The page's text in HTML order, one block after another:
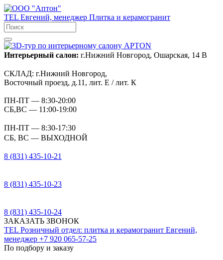
TEL Евгений, менеджер Плитка и керамогранит
Интерьерный салон: г.Нижний Новгород, Ошарская, 14 В
СКЛАД: г.Нижний Новгород,
Восточный проезд, д.11, лит. Е / лит. К
ПН-ПТ — 8:30-20:00
СБ,ВС — 11:00-19:00
ПН-ПТ — 8:30-17:30
СБ, ВС — ВЫХОДНОЙ
8 (831) 435-10-21
8 (831) 435-10-23
8 (831) 435-10-24
ЗАКАЗАТЬ ЗВОНОК
TEL Розничный отдел: плитка и керамогранит Евгений,
менеджер +7 920 065-57-25
По подбору и заказу